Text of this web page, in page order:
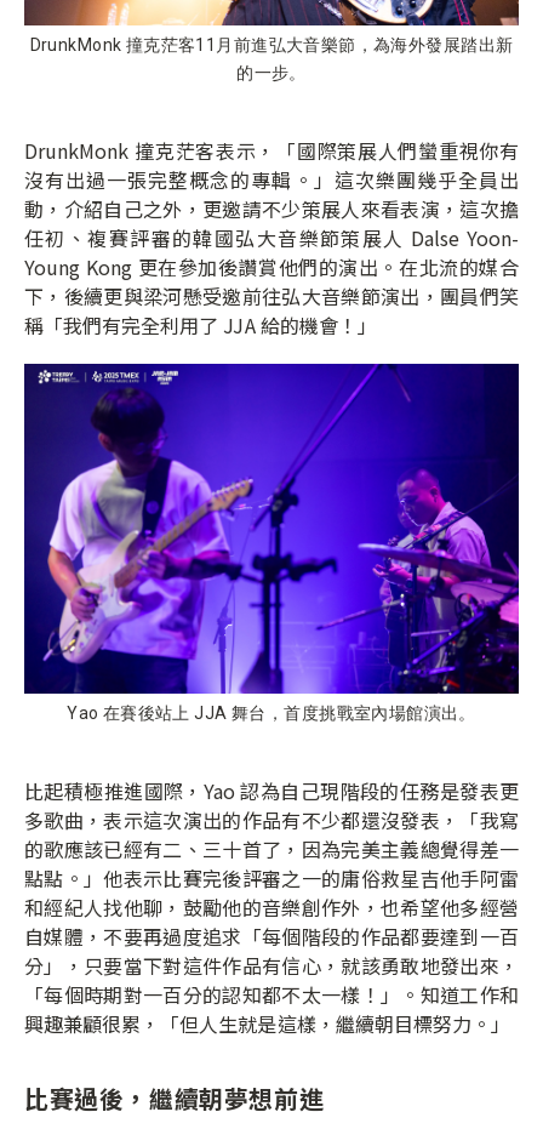
DrunkMonk 撞克茫客11月前進弘大音樂節，為海外發展踏出新
的一步。
DrunkMonk 撞克茫客表示，「國際策展人們蠻重視你有
沒有出過一張完整概念的專輯。」這次樂團幾乎全員出
動，介紹自己之外，更邀請不少策展人來看表演，這次擔
任初、複賽評審的韓國弘大音樂節策展人 Dalse Yoon-
Young Kong 更在參加後讚賞他們的演出。在北流的媒合
下，後續更與梁河懸受邀前往弘大音樂節演出，團員們笑
稱「我們有完全利用了 JJA 給的機會！」
Yao 在賽後站上 JJA 舞台，首度挑戰室內場館演出。
比起積極推進國際，Yao 認為自己現階段的任務是發表更
多歌曲，表示這次演出的作品有不少都還沒發表，「我寫
的歌應該已經有二、三十首了，因為完美主義總覺得差一
點點。」他表示比賽完後評審之一的庸俗救星吉他手阿雷
和經紀人找他聊，鼓勵他的音樂創作外，也希望他多經營
自媒體，不要再過度追求「每個階段的作品都要達到一百
分」，只要當下對這件作品有信心，就該勇敢地發出來，
「每個時期對一百分的認知都不太一樣！」。知道工作和
興趣兼顧很累，「但人生就是這樣，繼續朝目標努力。」
比賽過後，繼續朝夢想前進